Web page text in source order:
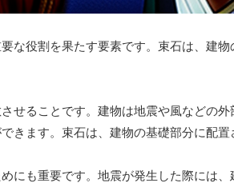
な役割を果たす要素です。束石は、建
せることです。建物は地震や風などの
きます。束石は、建物の基礎部分に配
にも重要です。地震が発生した際には